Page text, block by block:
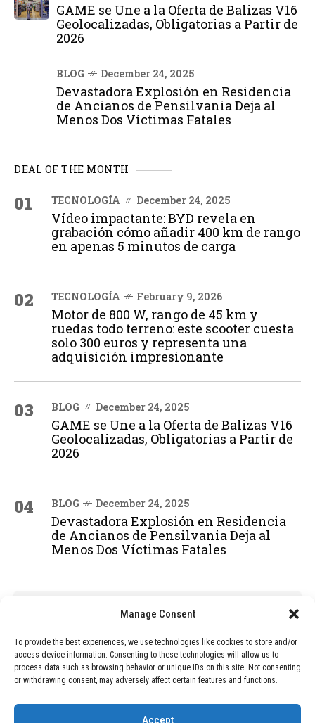
Manage Consent
To provide the best experiences, we use technologies like cookies to store and/or
access device information. Consenting to these technologies will allow us to
process data such as browsing behavior or unique IDs on this site. Not consenting
or withdrawing consent, may adversely affect certain features and functions.
Accept
GAME se Une a la Oferta de Balizas V16
Geolocalizadas, Obligatorias a Partir de
2026
BLOG December 24, 2025
Devastadora Explosión en Residencia
de Ancianos de Pensilvania Deja al
Menos Dos Víctimas Fatales
DEAL OF THE MONTH
01 TECNOLOGÍA December 24, 2025
Vídeo impactante: BYD revela en
grabación cómo añadir 400 km de rango
en apenas 5 minutos de carga
02 TECNOLOGÍA February 9, 2026
Motor de 800 W, rango de 45 km y
ruedas todo terreno: este scooter cuesta
solo 300 euros y representa una
adquisición impresionante
03 BLOG December 24, 2025
GAME se Une a la Oferta de Balizas V16
Geolocalizadas, Obligatorias a Partir de
2026
04 BLOG December 24, 2025
Devastadora Explosión en Residencia
de Ancianos de Pensilvania Deja al
Menos Dos Víctimas Fatales